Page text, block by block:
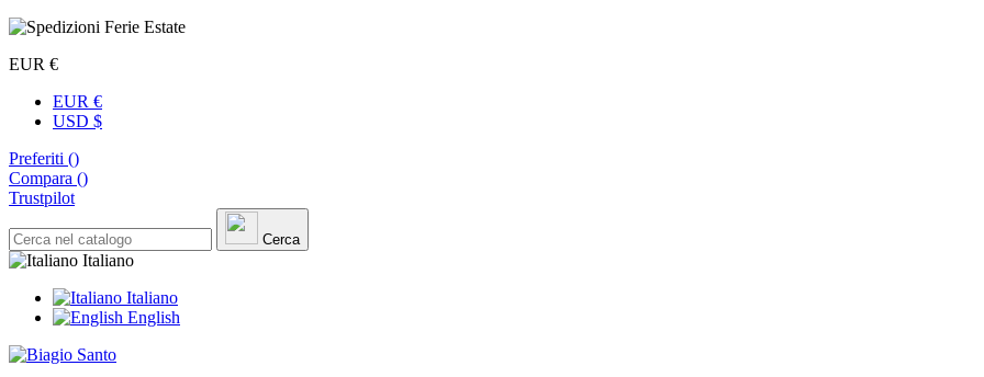
EUR €
EUR €
USD $
Preferiti ()
Compara ()
Trustpilot
Cerca
Italiano
Italiano
English